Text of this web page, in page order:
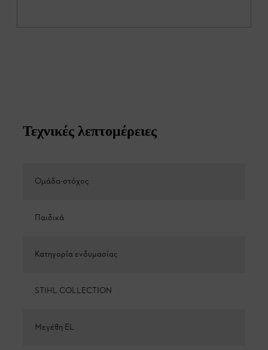
Τεχνικές λεπτομέρειες
Ομάδα-στόχος
Παιδικά
Κατηγορία ενδυμασίας
STIHL COLLECTION
Μεγέθη EL